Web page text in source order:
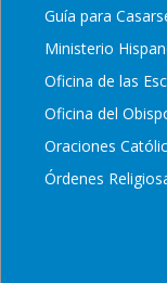
Guía para
Ministerio
Oficina de las
Oficina del
Oraciones
Órdenes